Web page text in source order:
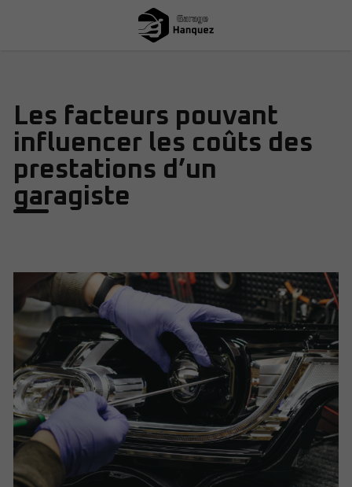
Les facteurs pouvant
influencer les coûts des
prestations d’un
garagiste